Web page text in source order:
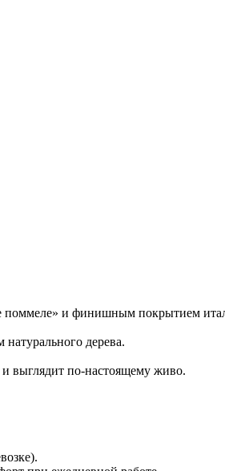
поммеле» и финишным покрытием
дерева.
выглядит по‑настоящему живо.